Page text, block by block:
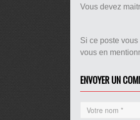
Vous devez
Si ce poste
vous en
ENVOYER UN